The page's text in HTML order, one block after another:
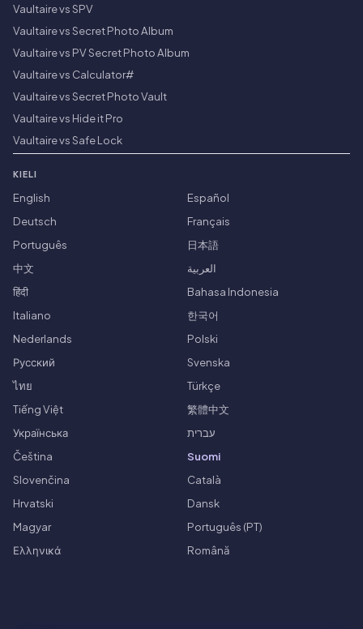
Vaultaire vs SPV
Vaultaire vs Secret Photo Album
Vaultaire vs PV Secret Photo Album
Vaultaire vs Calculator#
Vaultaire vs Secret Photo Vault
Vaultaire vs Hide it Pro
Vaultaire vs Safe Lock
KIELI
English
Español
Deutsch
Français
Português
日本語
中文
العربية
हिंदी
Bahasa Indonesia
Italiano
한국어
Nederlands
Polski
Русский
Svenska
ไทย
Türkçe
Tiếng Việt
繁體中文
Українська
עברית
Čeština
Suomi
Slovenčina
Català
Hrvatski
Dansk
Magyar
Português (PT)
Ελληνικά
Română